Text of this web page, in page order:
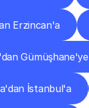
Erzincan'a
Gümüşhane'ye
İstanbul'a